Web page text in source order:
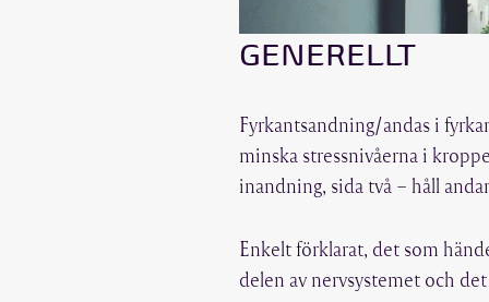
GENERELLT
Fyrkantsandning/andas i
minska stressnivåerna i
inandning, sida två – håll
Enkelt förklarat, det som
delen av nervsystemet och